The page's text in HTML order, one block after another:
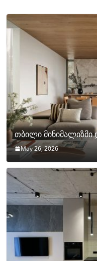
თბილი მინიმალიზმი
May 26, 2026